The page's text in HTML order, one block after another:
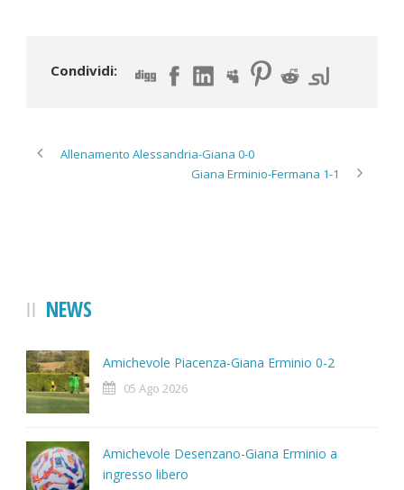
Condividi:
Allenamento Alessandria-Giana 0-0
Giana Erminio-Fermana 1-1
NEWS
Amichevole Piacenza-Giana Erminio 0-2
05 Ago 2026
Amichevole Desenzano-Giana Erminio a
ingresso libero